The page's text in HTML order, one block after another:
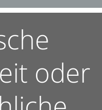
oder